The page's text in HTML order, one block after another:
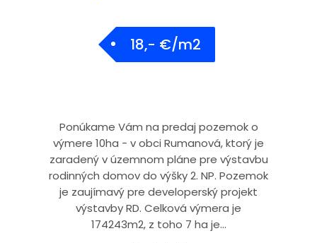
18,- €/m2
Ponúkame Vám na predaj pozemok o
výmere 10ha - v obci Rumanová, ktorý je
zaradený v územnom pláne pre výstavbu
rodinných domov do výšky 2. NP. Pozemok
je zaujímavý pre developerský projekt
výstavby RD. Celková výmera je
174243m2, z toho 7 ha je...